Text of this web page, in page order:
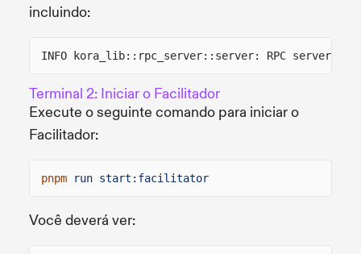
incluindo:
INFO kora_lib::rpc_server::server: RPC server
Terminal 2: Iniciar o Facilitador
Execute o seguinte comando para iniciar o
Facilitador:
pnpm run start:facilitator
Você deverá ver: